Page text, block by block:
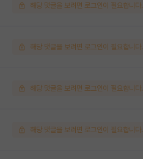
해당 댓글을 보려면 로그인이 필요합니다.
해당 댓글을 보려면 로그인이 필요합니다.
해당 댓글을 보려면 로그인이 필요합니다.
해당 댓글을 보려면 로그인이 필요합니다.